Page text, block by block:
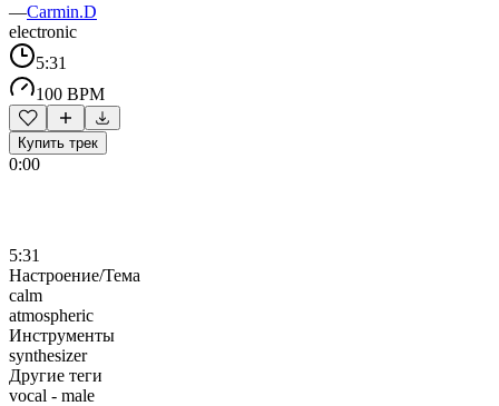
—Carmin.D
electronic
5:31
100 BPM
Купить трек
0:00
5:31
Настроение/Тема
calm
atmospheric
Инструменты
synthesizer
Другие теги
vocal - male